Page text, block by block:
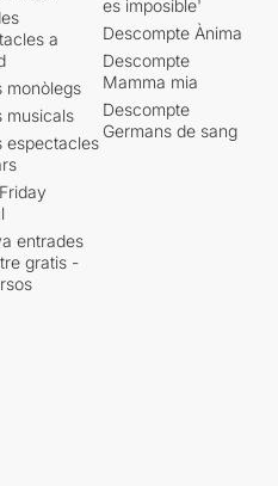
a
monòlegs
musicals
espectacles
entrades
gratis -
es imposible'
Descompte Ànima
Descompte
Mamma mia
Descompte
Germans de sang